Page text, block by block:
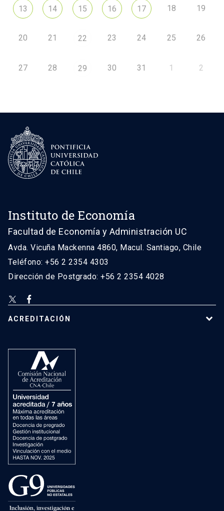
13 14 15 16 17 18 19
20 21 22 23 24 25 26
27 28 29 30 31 1 2
Instituto de Economía
Facultad de Economía y Administración UC
Avda. Vicuña Mackenna 4860, Macul. Santiago, Chile
Teléfono: +56 2 2354 4303
Dirección de Postgrado: +56 2 2354 4028
ACREDITACIÓN